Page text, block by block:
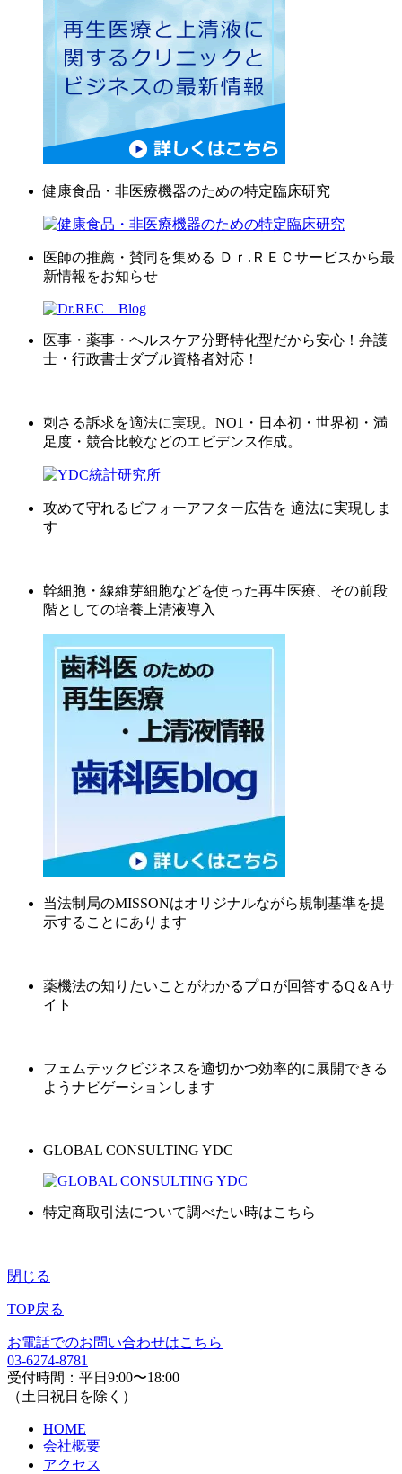
健康食品・非医療機器のための特定臨床研究
医師の推薦・賛同を集める Ｄｒ.ＲＥＣサービスから最
新情報をお知らせ
医事・薬事・ヘルスケア分野特化型だから安心！弁護
士・行政書士ダブル資格者対応！
刺さる訴求を適法に実現。NO1・日本初・世界初・満
足度・競合比較などのエビデンス作成。
攻めて守れるビフォーアフター広告を 適法に実現しま
す
幹細胞・線維芽細胞などを使った再生医療、その前段
階としての培養上清液導入
当法制局のMISSONはオリジナルながら規制基準を提
示することにあります
薬機法の知りたいことがわかるプロが回答するQ＆Aサ
イト
フェムテックビジネスを適切かつ効率的に展開できる
ようナビゲーションします
GLOBAL CONSULTING YDC
特定商取引法について調べたい時はこちら
閉じる
TOP戻る
お電話でのお問い合わせはこちら
03-6274-8781
受付時間：平日9:00〜18:00
（土日祝日を除く）
HOME
会社概要
アクセス